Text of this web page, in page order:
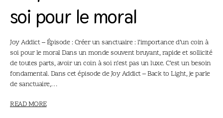
soi pour le moral
Joy Addict – Épisode : Créer un sanctuaire : l’importance d’un coin à
soi pour le moral Dans un monde souvent bruyant, rapide et sollicité
de toutes parts, avoir un coin à soi n’est pas un luxe. C’est un besoin
fondamental. Dans cet épisode de Joy Addict – Back to Light, je parle
de sanctuaire,…
READ MORE